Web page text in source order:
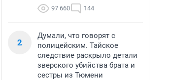
97 660 144
2
Думали, что говорят с
полицейским. Тайское
следствие раскрыло детали
зверского убийства брата и
сестры из Тюмени